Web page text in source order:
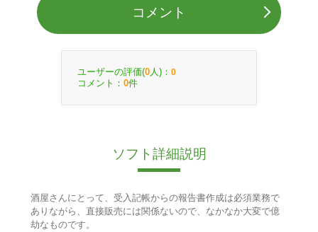
コメント
ユーザーの評価(0 人)： 0
コメント： 0件
ソフト詳細説明
酒屋さんにとって、受入記帳からの報告書作成は必須業務で
ありながら、直接販売には関係ないので、なかなか大変で億
劫なものです。